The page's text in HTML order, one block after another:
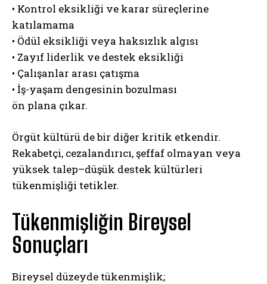
• Kontrol eksikliği ve karar süreçlerine
katılamama
• Ödül eksikliği veya haksızlık algısı
• Zayıf liderlik ve destek eksikliği
• Çalışanlar arası çatışma
• İş-yaşam dengesinin bozulması
ön plana çıkar.
Örgüt kültürü de bir diğer kritik etkendir.
Rekabetçi, cezalandırıcı, şeffaf olmayan veya
yüksek talep–düşük destek kültürleri
tükenmişliği tetikler.
Tükenmişliğin Bireysel
Sonuçları
Bireysel düzeyde tükenmişlik;